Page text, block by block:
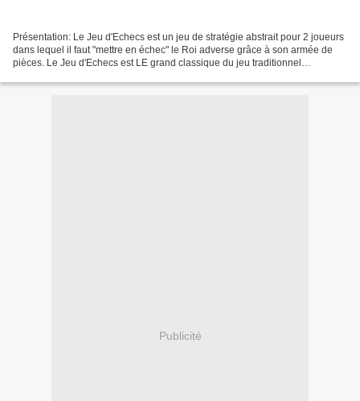
Présentation: Le Jeu d'Echecs est un jeu de stratégie abstrait pour 2 joueurs
dans lequel il faut "mettre en échec" le Roi adverse grâce à son armée de
pièces. Le Jeu d'Echecs est LE grand classique du jeu traditionnel
Publicité